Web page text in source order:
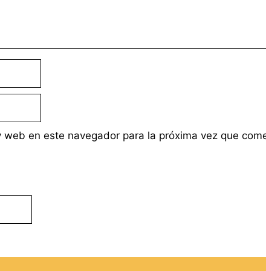
en este navegador para la próxima vez que